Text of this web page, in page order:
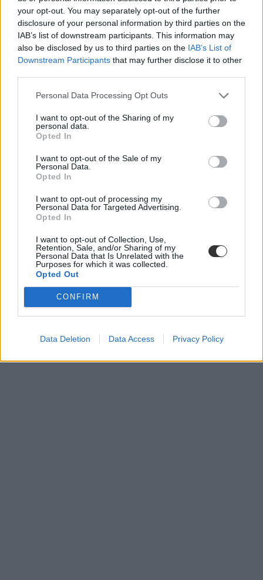
your opt-out. You may separately opt-out of the further
disclosure of your personal information by third parties on the
IAB’s list of downstream participants. This information may
also be disclosed by us to third parties on the IAB’s List of
Downstream Participants that may further disclose it to other
Personal Data Processing Opt Outs
I want to opt-out of the Sharing of my
personal data.
Opted In
I want to opt-out of the Sale of my
Personal Data.
Opted In
I want to opt-out of processing my
Personal Data for Targeted Advertising.
Opted In
I want to opt-out of Collection, Use,
Retention, Sale, and/or Sharing of my
Personal Data that Is Unrelated with the
Purposes for which it was collected.
Opted Out
CONFIRM
Data Deletion Data Access Privacy Policy
fontos határidő
diákhitel
diákhitel igénylés
Diákhitel központ
diákhitel 2
diákhitel igénylés határidő